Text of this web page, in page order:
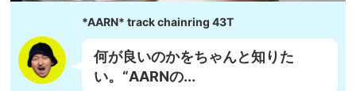
*AARN* track chainring 43T
何が良いのかをちゃんと知りた
い。“AARNの...